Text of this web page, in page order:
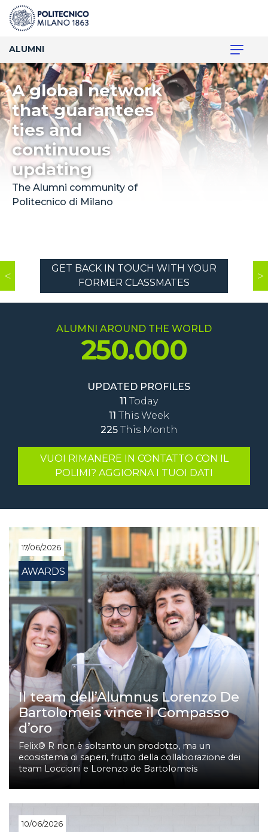
ALUMNI
A globalnetwork
that guarantees
ties and
continuous
updating
The Alumni community of
Politecnico di Milano
GET BACK IN TOUCH WITH YOUR
FORMER CLASSMATES
ALUMNI AROUND THE WORLD
250.000
UPDATED PROFILES
11 Today
11 This Week
225 This Month
VUOI RIMANERE IN CONTATTO CON IL
POLIMI? AGGIORNA I TUOI DATI
17/06/2026
AWARDS
Il team dell’Alumnus Lorenzo De
Bartolomeis vince il Compasso
d’oro
Felix® R non è soltanto un prodotto, ma un
ecosistema di saperi, frutto della collaborazione dei
team Loccioni e Lorenzo de Bartolomeis
10/06/2026